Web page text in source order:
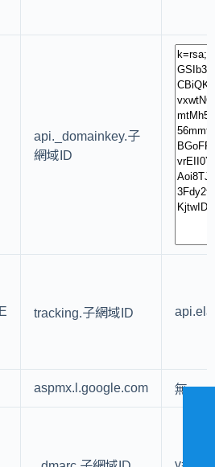
api._domainkey.子
網域ID
tracking.子網域ID
aspmx.l.google.com 無